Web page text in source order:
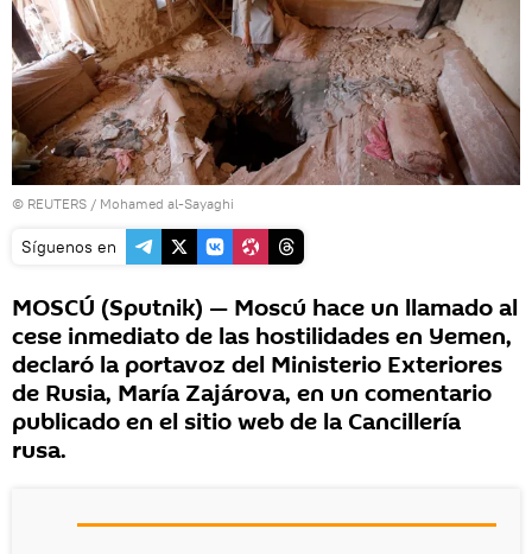
© REUTERS / Mohamed al-Sayaghi
Síguenos en
MOSCÚ (Sputnik) — Moscú hace un llamado al
cese inmediato de las hostilidades en Yemen,
declaró la portavoz del Ministerio Exteriores
de Rusia, María Zajárova, en un comentario
publicado en el sitio web de la Cancillería
rusa.